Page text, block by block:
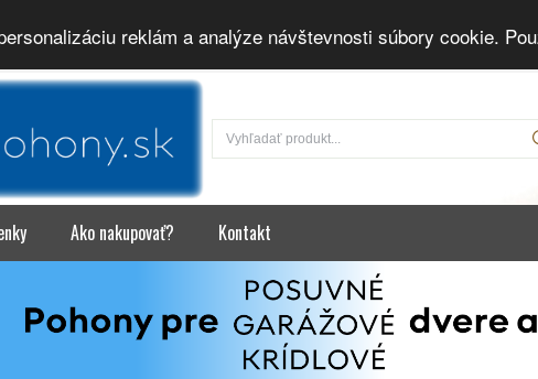
reklám a analýze návštevnosti súbory cookie.
Ako nakupovať? Kontakt